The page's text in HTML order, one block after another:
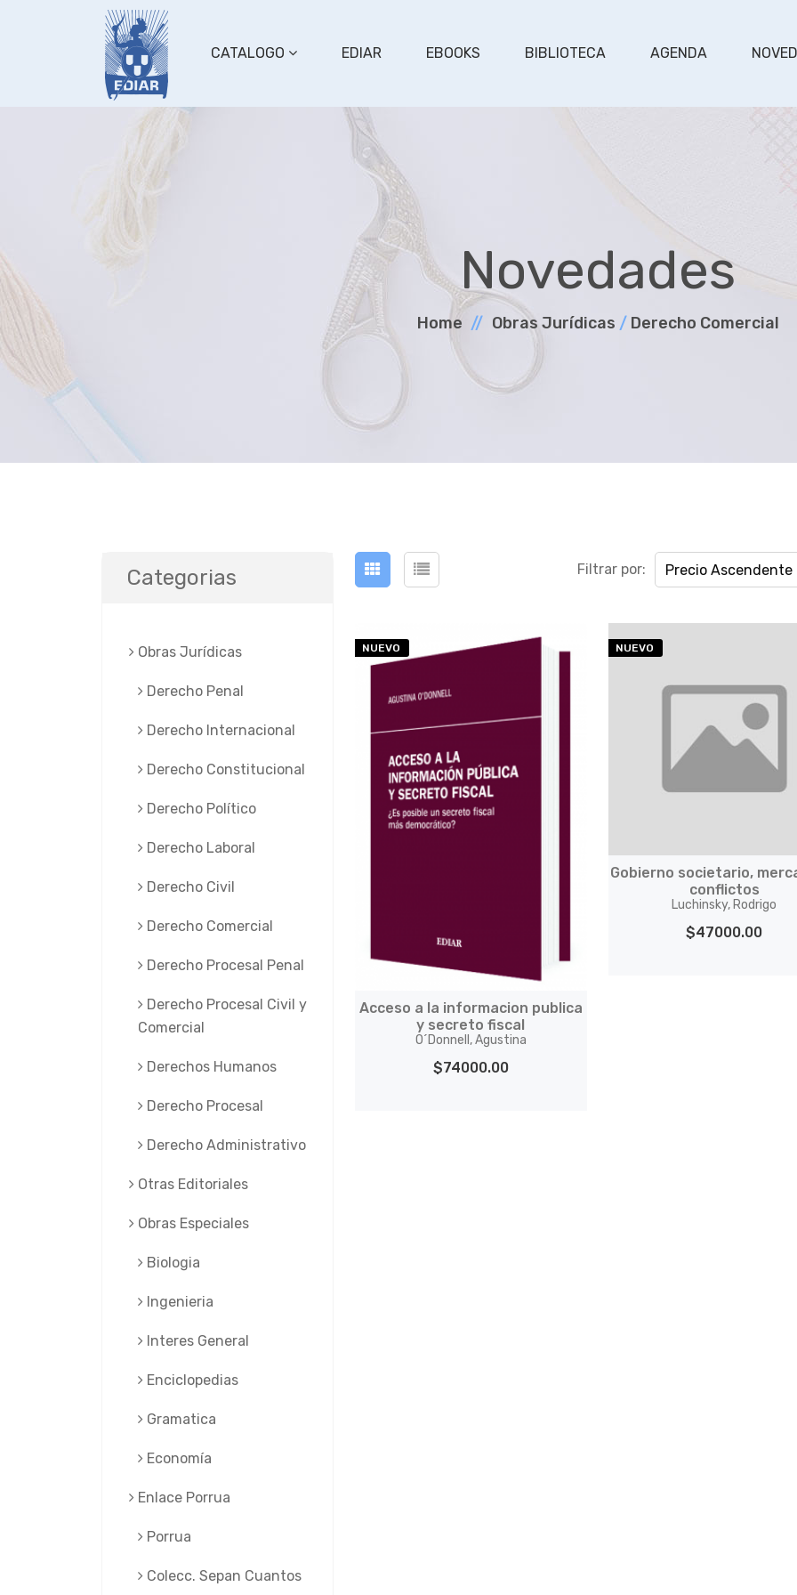
CATALOGO EDIAR EBOOKS BIBLIOTECA AGENDA
Novedades
Home Obras Jurí­dicas / Derecho Comercial
Filtrar por: Precio Ascendente
NUEVO
Acceso a la informacion publica
y secreto fiscal
O´Donnell, Agustina
$74000.00
NUEVO
Gobierno societario,
conflictos
Luchinsky, Rodrigo
$47000.00
Categorias
Obras Jurí­dicas
Derecho Penal
Derecho Internacional
Derecho Constitucional
Derecho Político
Derecho Laboral
Derecho Civil
Derecho Comercial
Derecho Procesal Penal
Derecho Procesal Civil y
Comercial
Derechos Humanos
Derecho Procesal
Derecho Administrativo
Otras Editoriales
Obras Especiales
Biologia
Ingenieria
Interes General
Enciclopedias
Gramatica
Economía
Enlace Porrua
Porrua
Colecc. Sepan Cuantos